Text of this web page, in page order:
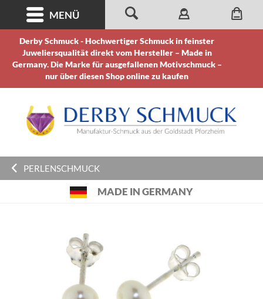
Derby Schmuck - Hochwertiger Schmuck in feinster
Juweliersqualität direkt vom Hersteller – Made in
Germany. Die Marke für ausgefallenen Motivschmuck –
nur über diesen Shop online zu kaufen
MENÜ
PERLENSCHMUCK
MADE IN GERMANY